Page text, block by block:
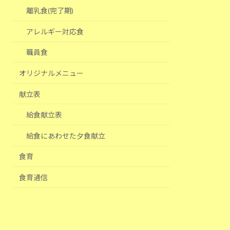
離乳食(完了期)
アレルギー対応食
職員食
オリジナルメニュー
献立表
給食献立表
給食にあわせた夕食献立
食育
食育通信